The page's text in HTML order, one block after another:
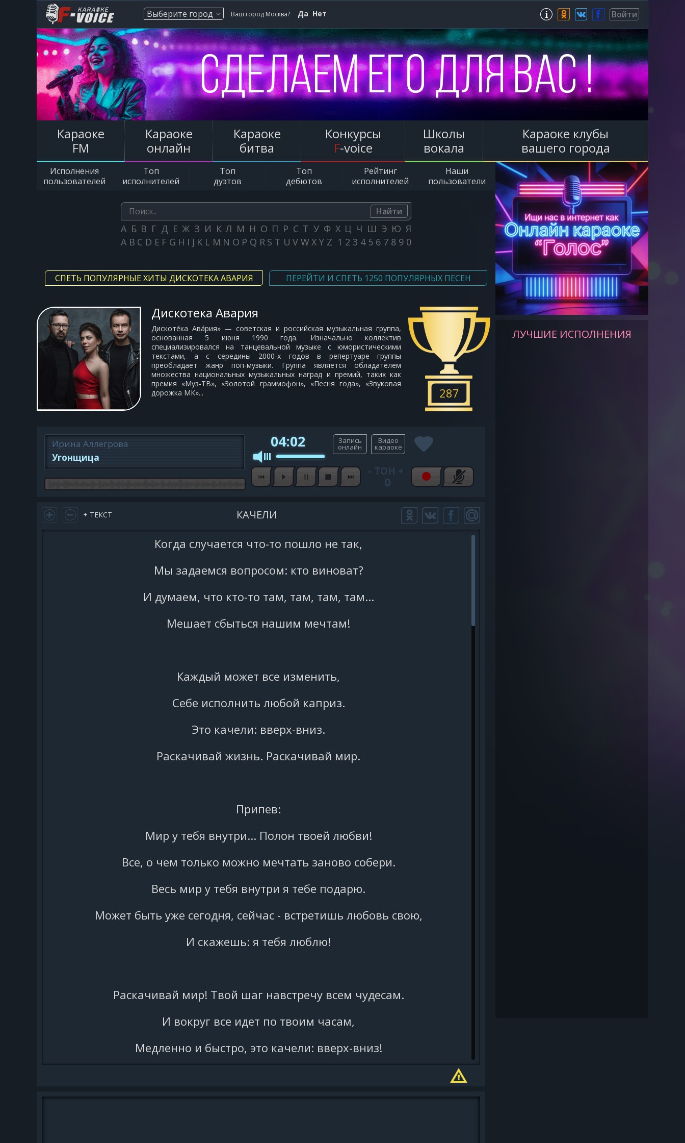
Зарегистрироваться
Выберите город Ваш город Москва? Да Нет Войти
Караоке
FM
Караоке
онлайн
Караоке
битва
Конкурсы
F-voice
Школы
вокала
Караоке клубы
вашего города
Исполнения
пользователей
Топ
исполнителей
Топ
дуэтов
Топ
дебютов
Рейтинг
исполнителей
Наши
пользователи
Найти
А Б В Г Д Е Ж З И К Л М Н О П Р С Т У Ф Х Ц Ч Ш Э Ю Я
A B C D E F G H I J K L M N O P Q R S T U V W X Y Z 1 2 3 4 5 6 7 8 9 0
СПЕТЬ ПОПУЛЯРНЫЕ ХИТЫ ДИСКОТЕКА АВАРИЯ ПЕРЕЙТИ И СПЕТЬ 1250 ПОПУЛЯРНЫХ ПЕСЕН
Дискотека Авария
Дискоте́ка Ава́рия» — советская и российская музыкальная группа,
основанная 5 июня 1990 года. Изначально коллектив
специализировался на танцевальной музыке с юмористическими
текстами, а с середины 2000-х годов в репертуаре группы
преобладает жанр поп-музыки. Группа является обладателем
множества национальных музыкальных наград и премий, таких как
премия «Муз-ТВ», «Золотой граммофон», «Песня года», «Звуковая
дорожка МК»...
287
Ирина Аллегрова
Угонщица
04:02
- ТОН +
0
+ ТЕКСТ КАЧЕЛИ
Когда случается что-то пошло не так,
Мы задаемся вопросом: кто виноват?
И думаем, что кто-то там, там, там, там...
Мешает сбыться нашим мечтам!
Каждый может все изменить,
Себе исполнить любой каприз.
Это качели: вверх-вниз.
Раскачивай жизнь. Раскачивай мир.
Припев:
Мир у тебя внутри... Полон твоей любви!
Все, о чем только можно мечтать заново собери.
Весь мир у тебя внутри я тебе подарю.
Может быть уже сегодня, сейчас - встретишь любовь свою,
И скажешь: я тебя люблю!
Раскачивай мир! Твой шаг навстречу всем чудесам.
И вокруг все идет по твоим часам,
Медленно и быстро, это качели: вверх-вниз!
ЛУЧШИЕ ИСПОЛНЕНИЯ